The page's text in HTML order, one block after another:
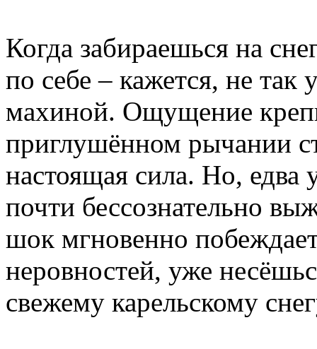
Когда забираешься на
по себе – кажется, не так
махиной. Ощущение
приглушённом рычании
настоящая сила. Но,
почти бессознательно
шок мгновенно
неровностей, уже
свежему карельскому